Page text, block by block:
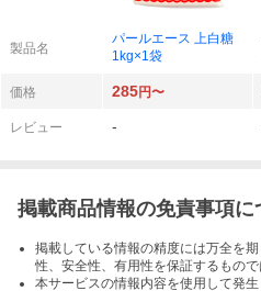
製品名
パールエース 上白糖
1kg×1袋
価格 285円〜
レビュー -
掲載商品情報の免責事項に
掲載している情報の精度には万全を
性、安全性、有用性を保証するもので
本サービスの情報内容を使用して発